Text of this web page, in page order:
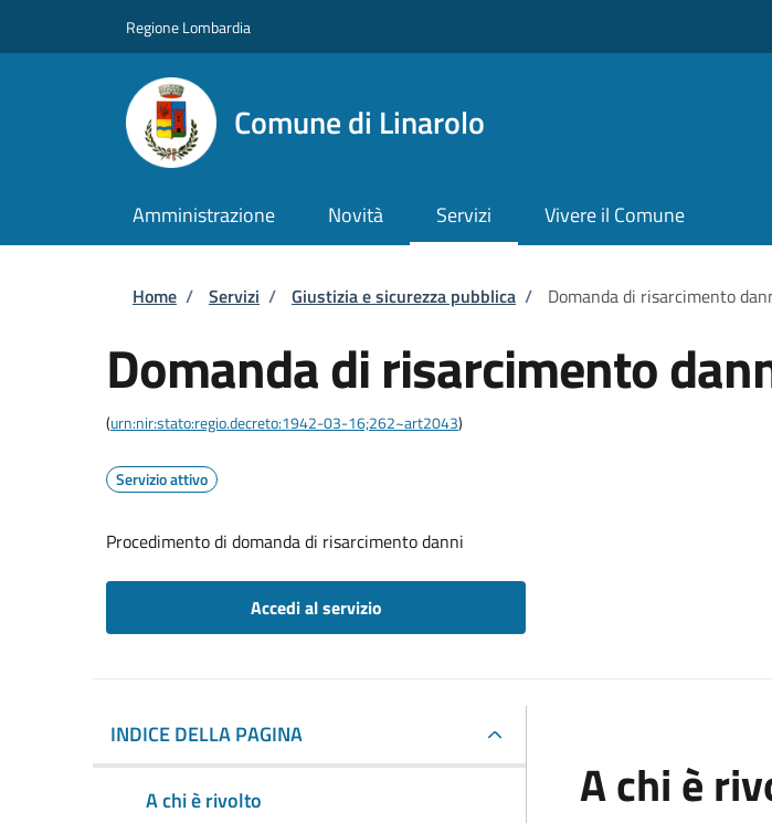
Regione Lombardia
Comune di Linarolo
Amministrazione Novità Servizi Vivere il Comune
Briciole di pane
Home / Servizi / Giustizia e sicurezza pubblica / Domanda di risarcimento
Domanda di risarcimento
(urn:nir:stato:regio.decreto:1942-03-16;262~art2043)
Servizio attivo
Procedimento di domanda di risarcimento danni
Accedi al servizio
INDICE DELLA PAGINA
A chi è rivolto
A chi è